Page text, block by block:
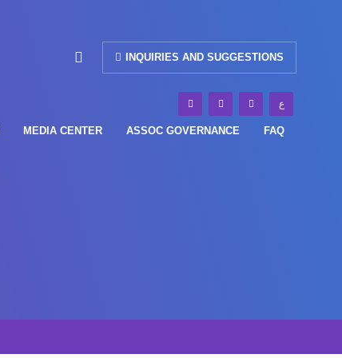
INQUIRIES AND SUGGESTIONS
MEDIA CENTER ASSOC GOVERNANCE FAQ
ع